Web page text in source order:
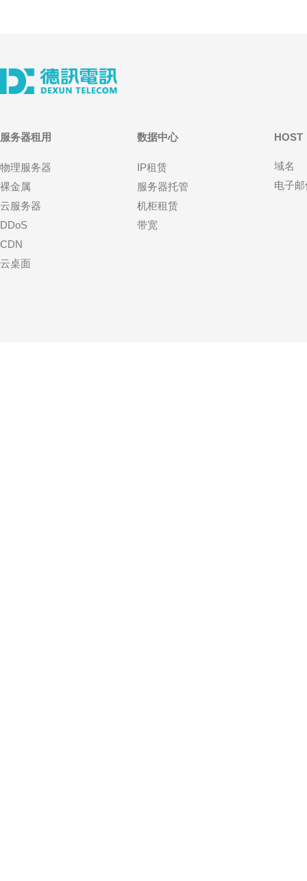
服务器租用
物理服务器
裸金属
云服务器
DDoS
CDN
云桌面
数据中心
IP租赁
服务器托管
机柜租赁
带宽
HOST
域名
电子